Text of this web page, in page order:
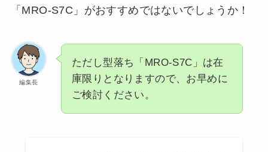
「MRO-S7C」がおすすめではないでしょうか！
編集長
ただし型落ち「MRO-S7C」は在
庫限りとなりますので、お早めに
ご検討ください。